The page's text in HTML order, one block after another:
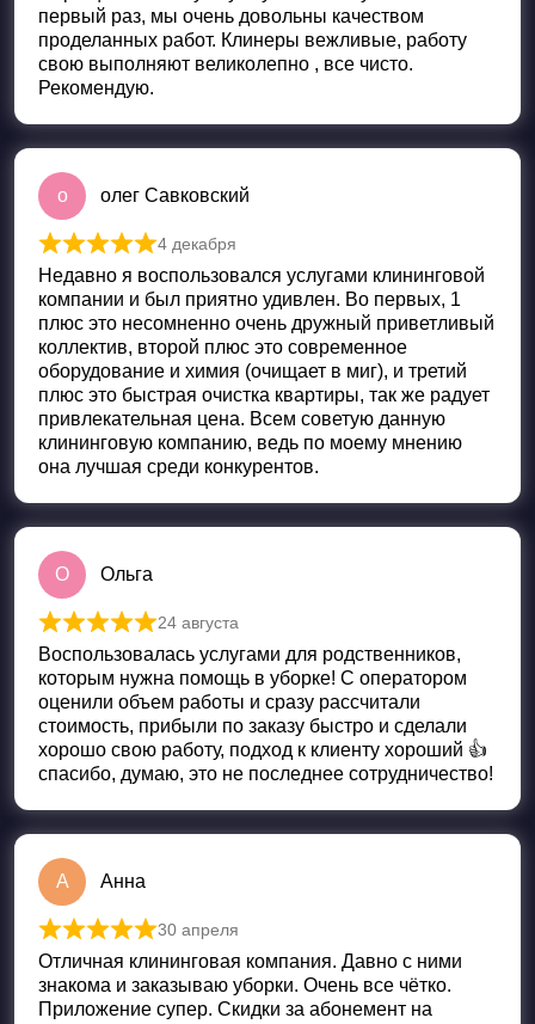
первый раз, мы очень довольны качеством
проделанных работ. Клинеры вежливые, работу
свою выполняют великолепно , все чисто.
Рекомендую.
о олег Савковский
Оценка 5 из 5
4 декабря
Недавно я воспользовался услугами клининговой
компании и был приятно удивлен. Во первых, 1
плюс это несомненно очень дружный приветливый
коллектив, второй плюс это современное
оборудование и химия (очищает в миг), и третий
плюс это быстрая очистка квартиры, так же радует
привлекательная цена. Всем советую данную
клининговую компанию, ведь по моему мнению
она лучшая среди конкурентов.
О Ольга
Оценка из 5
24 августа
Воспользовалась услугами для родственников,
которым нужна помощь в уборке! С оператором
оценили объем работы и сразу рассчитали
стоимость, прибыли по заказу быстро и сделали
хорошо свою работу, подход к клиенту хороший 👍
спасибо, думаю, это не последнее сотрудничество!
А Анна
Оценка из 5
30 апреля
Отличная клининговая компания. Давно с ними
знакома и заказываю уборки. Очень все чётко.
Приложение супер. Скидки за абонемент на